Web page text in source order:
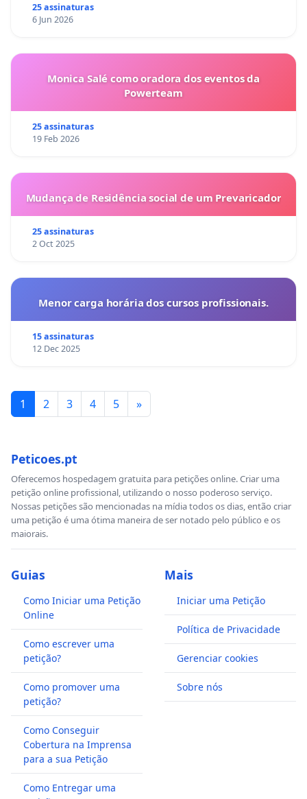
25 assinaturas
6 Jun 2026
Monica Salé como oradora dos eventos da
Powerteam
25 assinaturas
19 Feb 2026
Mudança de Residência social de um Prevaricador
25 assinaturas
2 Oct 2025
Menor carga horária dos cursos profissionais.
15 assinaturas
12 Dec 2025
1 2 3 4 5 »
Peticoes.pt
Oferecemos hospedagem gratuita para petições online. Criar uma
petição online profissional, utilizando o nosso poderoso serviço.
Nossas petições são mencionadas na mídia todos os dias, então criar
uma petição é uma ótima maneira de ser notado pelo público e os
maiorais.
Guias
Como Iniciar uma Petição
Online
Como escrever uma
petição?
Como promover uma
petição?
Como Conseguir
Cobertura na Imprensa
para a sua Petição
Como Entregar uma
Mais
Iniciar uma Petição
Política de Privacidade
Gerenciar cookies
Sobre nós